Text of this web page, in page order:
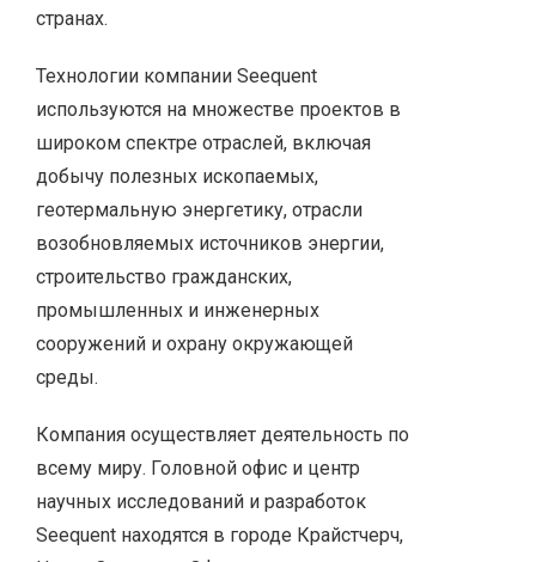
странах.
Технологии компании Seequent
используются на множестве проектов в
широком спектре отраслей, включая
добычу полезных ископаемых,
геотермальную энергетику, отрасли
возобновляемых источников энергии,
строительство гражданских,
промышленных и инженерных
сооружений и охрану окружающей
среды.
Компания осуществляет деятельность по
всему миру. Головной офис и центр
научных исследований и разработок
Seequent находятся в городе Крайстчерч,